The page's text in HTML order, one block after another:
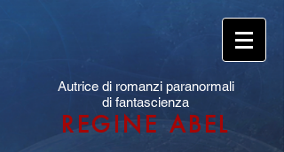
Autrice di romanzi paranormali
di fantascienza
REGINE ABEL